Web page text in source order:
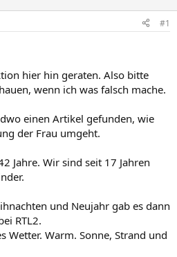
#1
hier hin geraten. Also bitte
wenn ich was falsch mache.
einen Artikel gefunden, wie
der Frau umgeht.
Jahre. Wir sind seit 17 Jahren
und Neujahr gab es dann
RTL2.
Wetter. Warm. Sonne, Strand und